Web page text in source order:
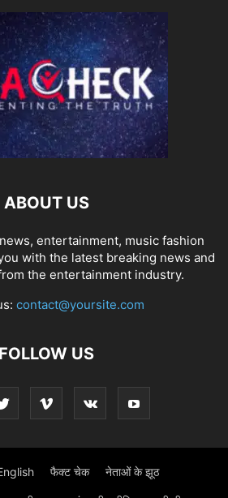
ABOUT US
entertainment, music fashion
with the latest breaking news and
the entertainment industry.
contact@yoursite.com
FOLLOW US
फैक्ट चेक नेताओं के झूठ